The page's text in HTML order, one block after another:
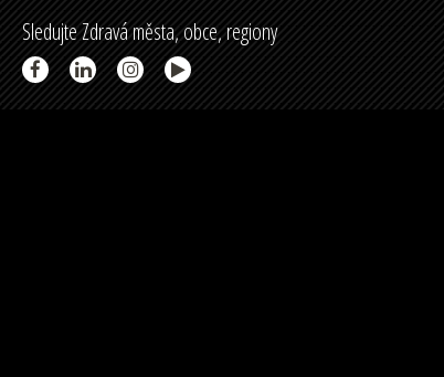
Sledujte Zdravá města, obce, regiony